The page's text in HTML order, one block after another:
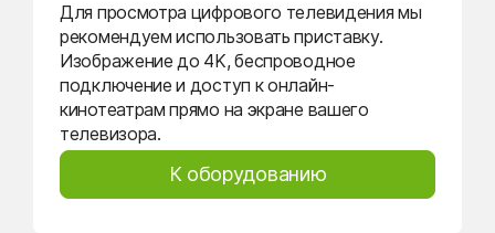
Для просмотра цифрового телевидения мы
рекомендуем использовать приставку.
Изображение до 4K, беспроводное
подключение и доступ к онлайн-
кинотеатрам прямо на экране вашего
телевизора.
К оборудованию